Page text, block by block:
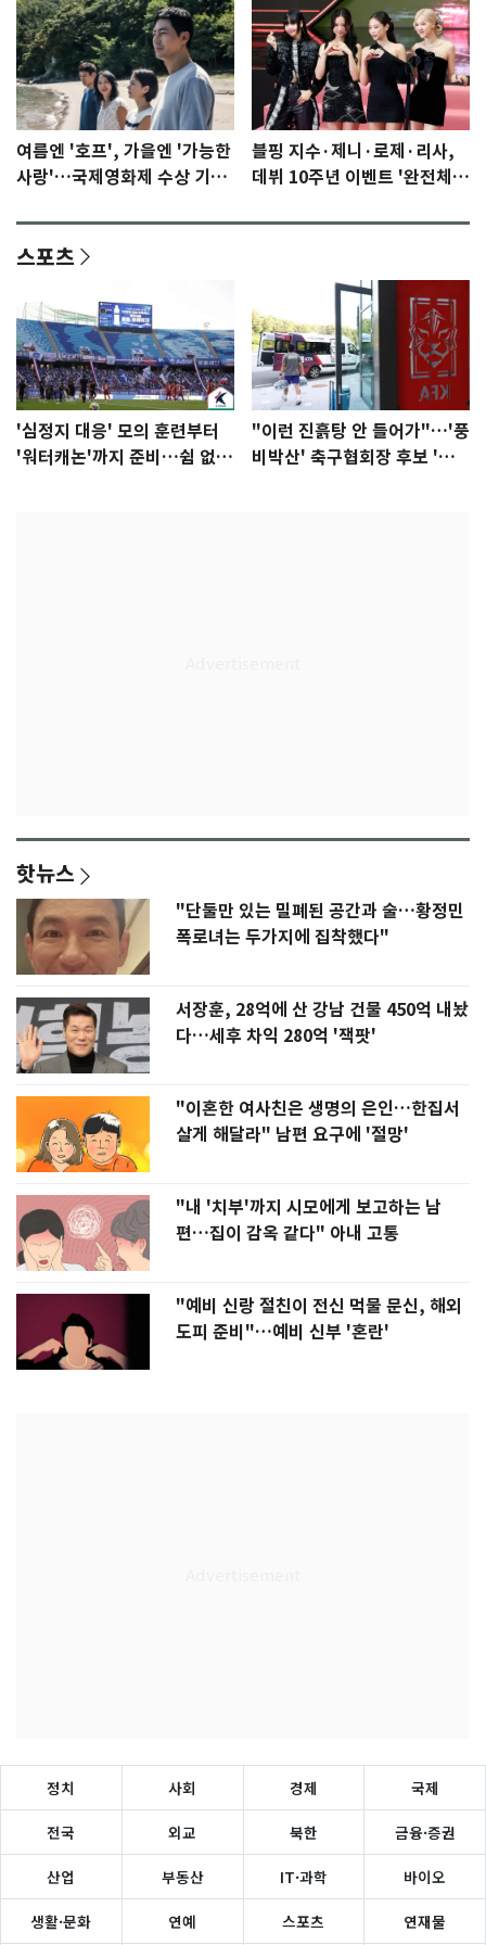
여름엔 '호프', 가을엔 '가능한
사랑'…국제영화제 수상 기대
블핑 지수·제니·로제·리사,
데뷔 10주년 이벤트 '완전체'
스포츠
'심정지 대응' 모의 훈련부터
'워터캐논'까지 준비…쉼 없는
"이런 진흙탕 안 들어가"…'풍
비박산' 축구협회장 후보 '실
핫뉴스
"단둘만 있는 밀폐된 공간과 술…황정민
폭로녀는 두가지에 집착했다"
서장훈, 28억에 산 강남 건물 450억 내놨
다…세후 차익 280억 '잭팟'
"이혼한 여사친은 생명의 은인…한집서
살게 해달라" 남편 요구에 '절망'
"내 '치부'까지 시모에게 보고하는 남
편…집이 감옥 같다" 아내 고통
"예비 신랑 절친이 전신 먹물 문신, 해외
도피 준비"…예비 신부 '혼란'
정치 사회 경제 국제
전국 외교 북한 금융·증권
산업 부동산 IT·과학 바이오
생활·문화 연예 스포츠 연재물